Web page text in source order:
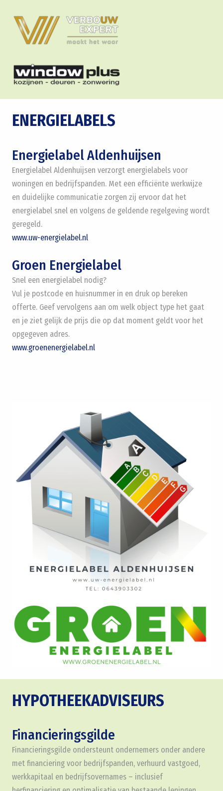
ENERGIELABELS
Energielabel Aldenhuijsen
Energielabel Aldenhuijsen verzorgt energielabels voor
woningen en bedrijfspanden. Met een efficiënte werkwijze
en duidelijke communicatie zorgen zij ervoor dat het
energielabel snel en volgens de geldende regelgeving wordt
geregeld.
www.uw-energielabel.nl
Groen Energielabel
Snel een energielabel nodig?
Vul je postcode en huisnummer in en druk op bereken
offerte. Geef vervolgens aan om welk object type het gaat
en je ziet gelijk de prijs die op dat moment geldt voor het
opgegeven adres.
www.groenenergielabel.nl
HYPOTHEEKADVISEURS
Financieringsgilde
Financieringsgilde ondersteunt ondernemers onder andere
met financiering voor bedrijfspanden, verhuurd vastgoed,
werkkapitaal en bedrijfsovernames – inclusief